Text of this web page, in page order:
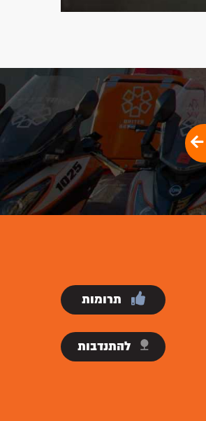
תרומות
להתנדבות